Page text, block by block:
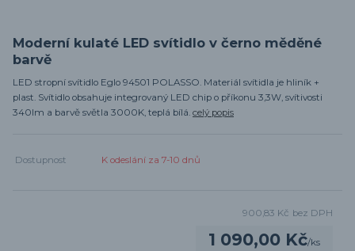
Moderní kulaté LED svítidlo v černo měděné
barvě
LED stropní svítidlo Eglo 94501 POLASSO. Materiál svítidla je hliník +
plast. Svítidlo obsahuje integrovaný LED chip o příkonu 3,3W, svítivosti
340lm a barvě světla 3000K, teplá bílá. celý popis
Dostupnost K odeslání za 7-10 dnů
1 090,00 Kč/ks
900,83 Kč bez DPH